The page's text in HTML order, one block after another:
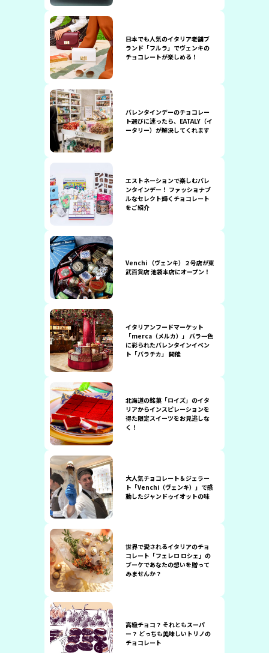
日本でも人気のイタリア老舗ブ
ランド「フルラ」でヴェンキの
チョコレートが楽しめる！
バレンタインデーのチョコレー
ト選びに迷ったら、EATALY（イ
ータリー）が解決してくれます
エストネーションで楽しむバレ
ンタインデー！ ファッショナブ
ルなセレクト輝くチョコレート
をご紹介
Venchi （ヴェンキ）２号店が東
武百貨店 池袋本店にオープン！
イタリアンフードマーケット
「merca（メルカ）」 バラ一色
に彩られたバレンタインイベン
ト「バラチカ」 開催
北海道の銘菓「ロイズ」のイタ
リアからインスピレーションを
得た限定スイーツをお見逃しな
く！
大人気チョコレート＆ジェラー
ト「Venchi（ヴェンキ）」で感
動したジャンドゥイオットの味
世界で愛されるイタリアのチョ
コレート「フェレロ ロシェ」の
ブーケであなたの想いを贈って
みませんか？
高級チョコ？ それともスーパ
ー？ どっちも美味しいトリノの
チョコレート